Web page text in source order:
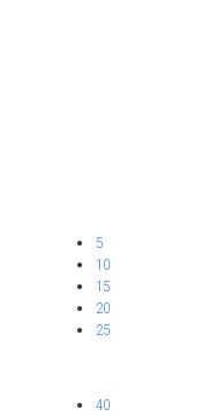
5
10
15
20
25
40